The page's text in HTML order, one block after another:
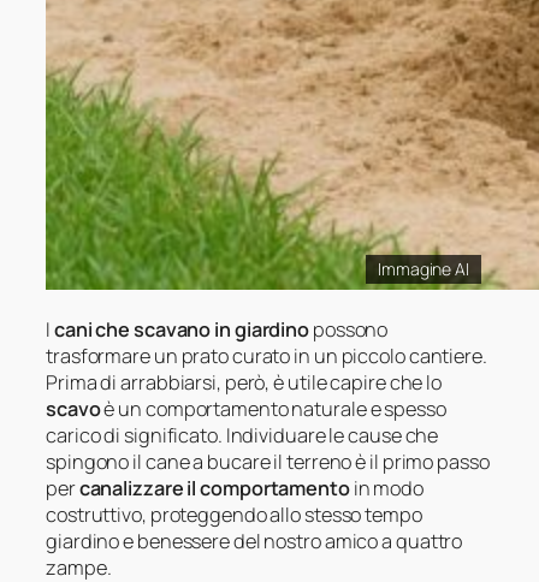
Immagine AI
Icani che scavano in giardinopossono
trasformare un prato curato in un piccolo cantiere.
Prima di arrabbiarsi, però, è utile capire che lo
scavoè un comportamento naturale e spesso
carico di significato. Individuare le cause che
spingono il cane a bucare il terreno è il primo passo
percanalizzare il comportamentoin modo
costruttivo, proteggendo allo stesso tempo
giardino e benessere del nostro amico a quattro
zampe.